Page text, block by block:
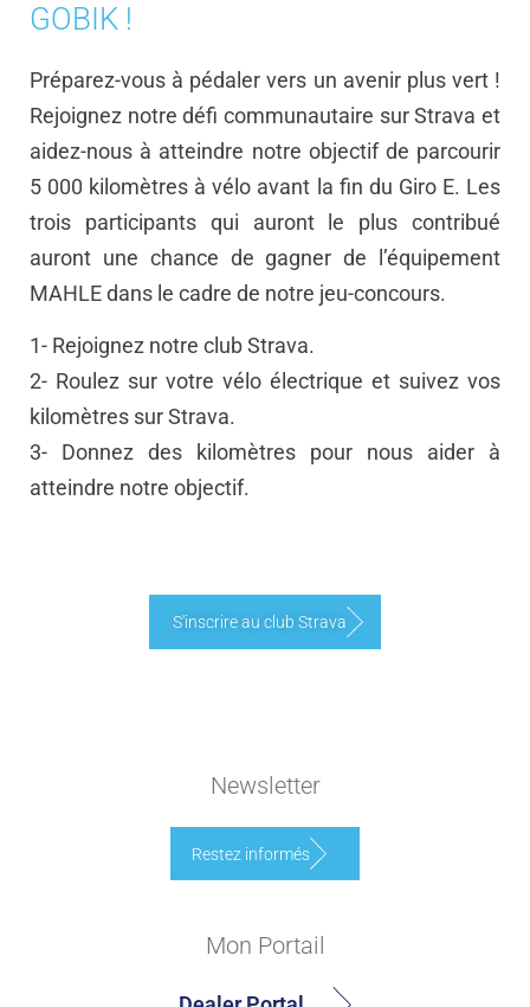
GOBIK !
Préparez-vous à pédaler vers un avenir plus vert !
Rejoignez notre défi communautaire sur Strava et
aidez-nous à atteindre notre objectif de parcourir
5 000 kilomètres à vélo avant la fin du Giro E. Les
trois participants qui auront le plus contribué
auront une chance de gagner de l’équipement
MAHLE dans le cadre de notre jeu-concours.
1- Rejoignez notre club Strava.
2- Roulez sur votre vélo électrique et suivez vos
kilomètres sur Strava.
3- Donnez des kilomètres pour nous aider à
atteindre notre objectif.
S'inscrire au club Strava
Newsletter
Restez informés
Mon Portail